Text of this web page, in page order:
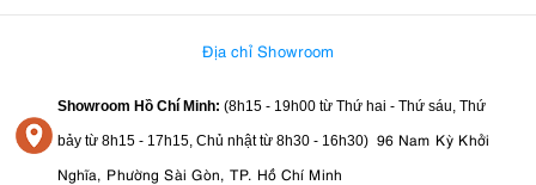
Địa chỉ Showroom
Showroom Hồ Chí Minh: (8h15 - 19h00 từ Thứ hai - Thứ sáu, Thứ
bảy từ 8h15 - 17h15, Chủ nhật từ 8h30 - 16h30) 96 Nam Kỳ Khởi
Nghĩa, Phường Sài Gòn, TP. Hồ Chí Minh